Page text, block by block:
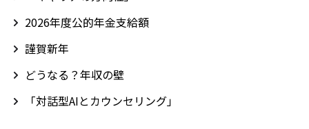
2026年度公的年金支給額
謹賀新年
どうなる？年収の壁
「対話型AIとカウンセリング」